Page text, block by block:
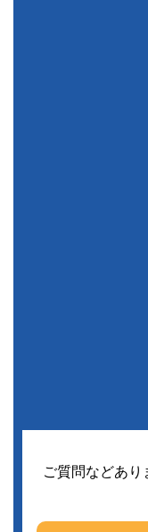
ご質問などあり